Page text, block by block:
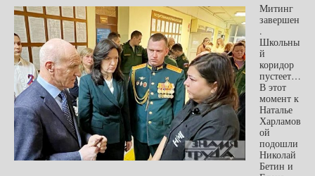
Митинг
завершен
.
Школьны
й
коридор
пустеет…
В этот
момент к
Наталье
Харламов
ой
подошли
Николай
Бетин и